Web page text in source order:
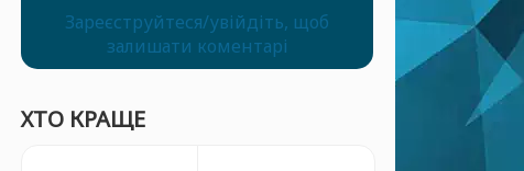
Зареєструйтеся/увійдіть, щоб
залишати коментарі
ХТО КРАЩЕ